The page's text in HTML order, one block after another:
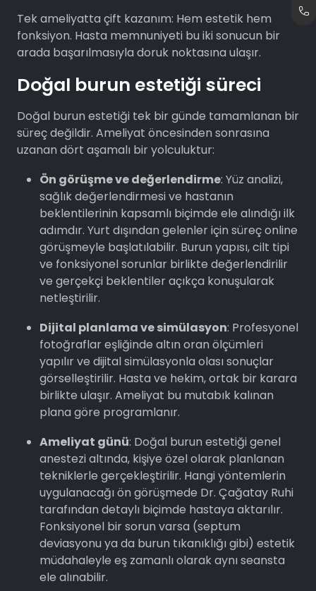
Tek ameliyatta çift kazanım: Hem estetik hem
fonksiyon. Hasta memnuniyeti bu iki sonucun bir
arada başarılmasıyla doruk noktasına ulaşır.
Doğal burun estetiği süreci
Doğal burun estetiği tek bir günde tamamlanan bir
süreç değildir. Ameliyat öncesinden sonrasına
uzanan dört aşamalı bir yolculuktur:
Ön görüşme ve değerlendirme: Yüz analizi,
sağlık değerlendirmesi ve hastanın
beklentilerinin kapsamlı biçimde ele alındığı ilk
adımdır. Yurt dışından gelenler için süreç online
görüşmeyle başlatılabilir. Burun yapısı, cilt tipi
ve fonksiyonel sorunlar birlikte değerlendirilir
ve gerçekçi beklentiler açıkça konuşularak
netleştirilir.
Dijital planlama ve simülasyon: Profesyonel
fotoğraflar eşliğinde altın oran ölçümleri
yapılır ve dijital simülasyonla olası sonuçlar
görselleştirilir. Hasta ve hekim, ortak bir karara
birlikte ulaşır. Ameliyat bu mutabık kalınan
plana göre programlanır.
Ameliyat günü: Doğal burun estetiği genel
anestezi altında, kişiye özel olarak planlanan
tekniklerle gerçekleştirilir. Hangi yöntemlerin
uygulanacağı ön görüşmede Dr. Çağatay Ruhi
tarafından detaylı biçimde hastaya aktarılır.
Fonksiyonel bir sorun varsa (septum
deviasyonu ya da burun tıkanıklığı gibi) estetik
müdahaleyle eş zamanlı olarak aynı seansta
ele alınabilir.